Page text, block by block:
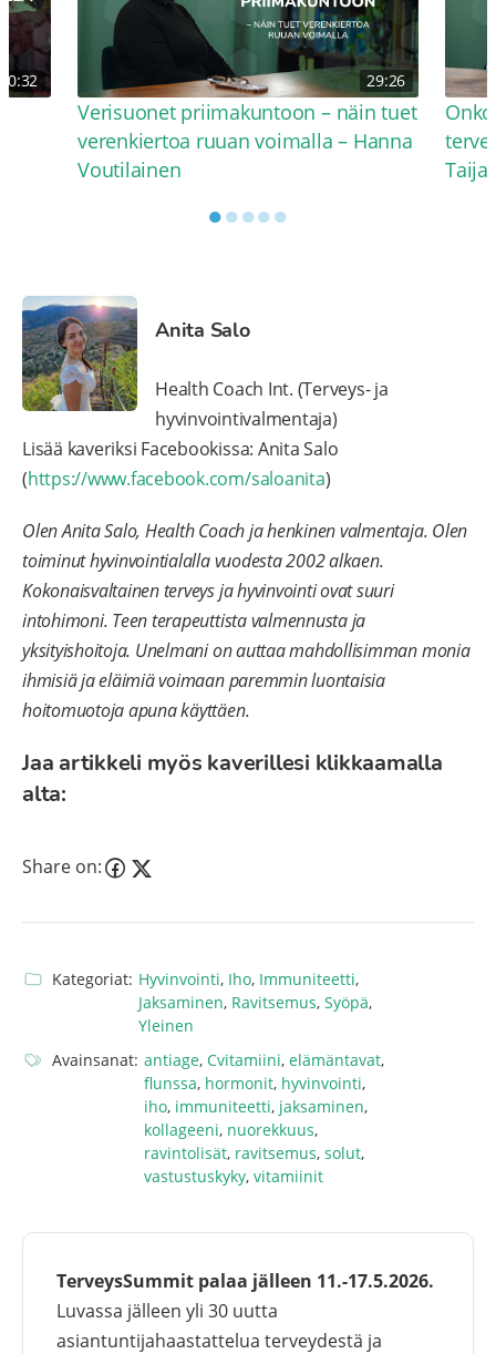
30:32 29:26
Verisuonet priimakuntoon – näin tuet
verenkiertoa ruuan voimalla – Hanna
Voutilainen
Taija
●●●●●
Anita Salo
Health Coach Int. (Terveys- ja
hyvinvointivalmentaja)
Lisää kaveriksi Facebookissa: Anita Salo
(https://www.facebook.com/saloanita)
Olen Anita Salo, Health Coach ja henkinen valmentaja. Olen
toiminut hyvinvointialalla vuodesta 2002 alkaen.
Kokonaisvaltainen terveys ja hyvinvointi ovat suuri
intohimoni. Teen terapeuttista valmennusta ja
yksityishoitoja. Unelmani on auttaa mahdollisimman monia
ihmisiä ja eläimiä voimaan paremmin luontaisia
hoitomuotoja apuna käyttäen.
Jaa artikkeli myös kaverillesi klikkaamalla
alta:
Share on:
Kategoriat: Hyvinvointi, Iho, Immuniteetti,
Jaksaminen, Ravitsemus, Syöpä,
Yleinen
Avainsanat: antiage, Cvitamiini, elämäntavat,
flunssa, hormonit, hyvinvointi,
iho, immuniteetti, jaksaminen,
kollageeni, nuorekkuus,
ravintolisät, ravitsemus, solut,
vastustuskyky, vitamiinit
TerveysSummit palaa jälleen 11.-17.5.2026.
Luvassa jälleen yli 30 uutta
asiantuntijahaastattelua terveydestä ja